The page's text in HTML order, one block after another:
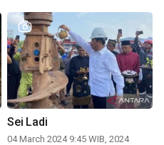
Sei Ladi
04 March 2024 9:45 WIB, 2024